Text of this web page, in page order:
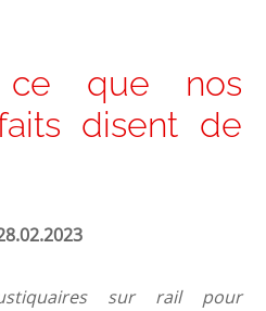
ce que nos
disent de
sur rail pour